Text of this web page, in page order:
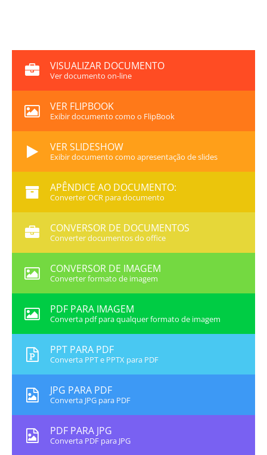
VISUALIZAR DOCUMENTO
Ver documento on-line
VER FLIPBOOK
Exibir documento como o FlipBook
VER SLIDESHOW
Exibir documento como apresentação de slides
APÊNDICE AO DOCUMENTO:
Converter OCR para documento
CONVERSOR DE DOCUMENTOS
Converter documentos do office
CONVERSOR DE IMAGEM
Converter formato de imagem
PDF PARA IMAGEM
Converta pdf para qualquer formato de imagem
PPT PARA PDF
Converta PPT e PPTX para PDF
JPG PARA PDF
Converta JPG para PDF
PDF PARA JPG
Converta PDF para JPG